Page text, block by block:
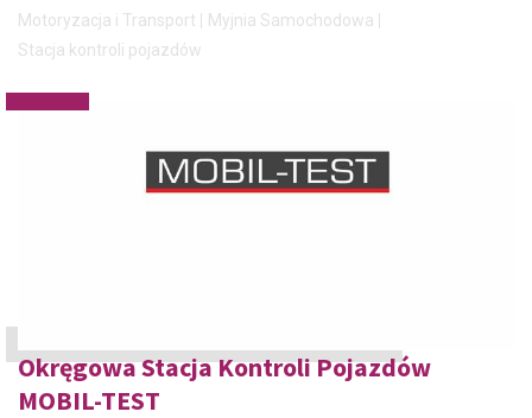
Motoryzacja i Transport
Myjnia Samochodowa
Stacja kontroli pojazdów
Okręgowa Stacja Kontroli Pojazdów
MOBIL-TEST